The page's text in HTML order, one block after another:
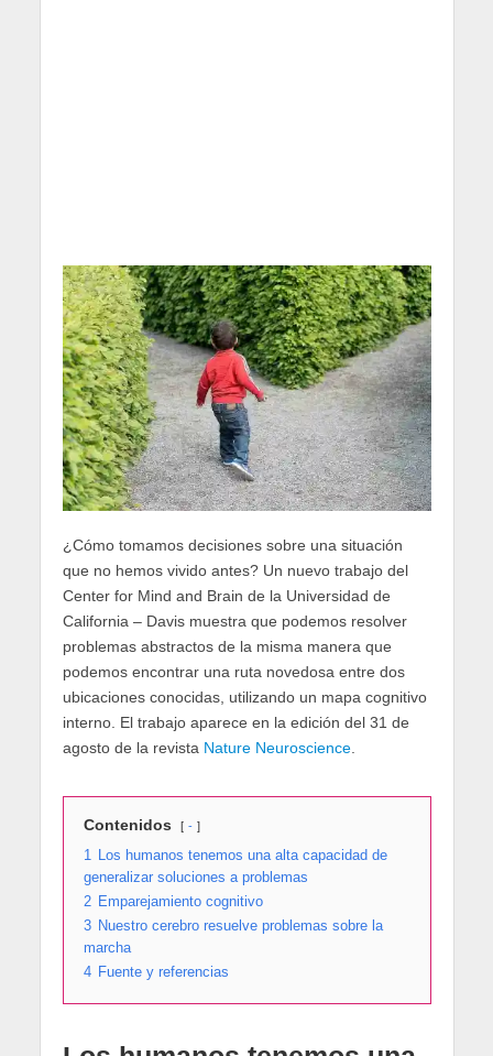
¿Cómo tomamos decisiones sobre una situación
que no hemos vivido antes? Un nuevo trabajo del
Center for Mind and Brain de la Universidad de
California – Davis muestra que podemos resolver
problemas abstractos de la misma manera que
podemos encontrar una ruta novedosa entre dos
ubicaciones conocidas, utilizando un mapa cognitivo
interno. El trabajo aparece en la edición del 31 de
agosto de la revista Nature Neuroscience.
Contenidos -
1 Los humanos tenemos una alta capacidad de
generalizar soluciones a problemas
2 Emparejamiento cognitivo
3 Nuestro cerebro resuelve problemas sobre la
marcha
4 Fuente y referencias